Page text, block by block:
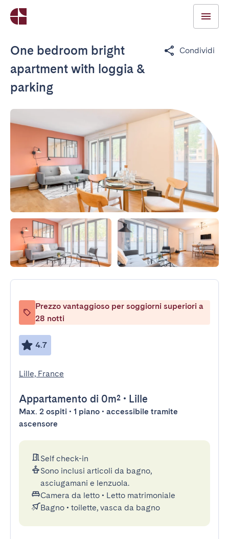
One bedroom bright
apartment with loggia &
parking
Condividi
Prezzo vantaggioso per soggiorni superiori a
28 notti
4.7
Lille, France
Appartamento di 0m² • Lille
Max. 2 ospiti • 1 piano • accessibile tramite
ascensore
Self check-in
Sono inclusi articoli da bagno,
asciugamani e lenzuola.
Camera da letto • Letto matrimoniale
Bagno • toilette, vasca da bagno